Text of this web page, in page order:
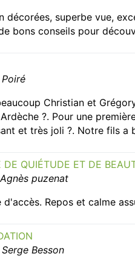
décorées, superbe vue,
bons conseils pour
Christian et
?. Pour une
et très joli ?. Notre fils a
DE QUIÉTUDE ET DE
puzenat
Repos et calme
Besson